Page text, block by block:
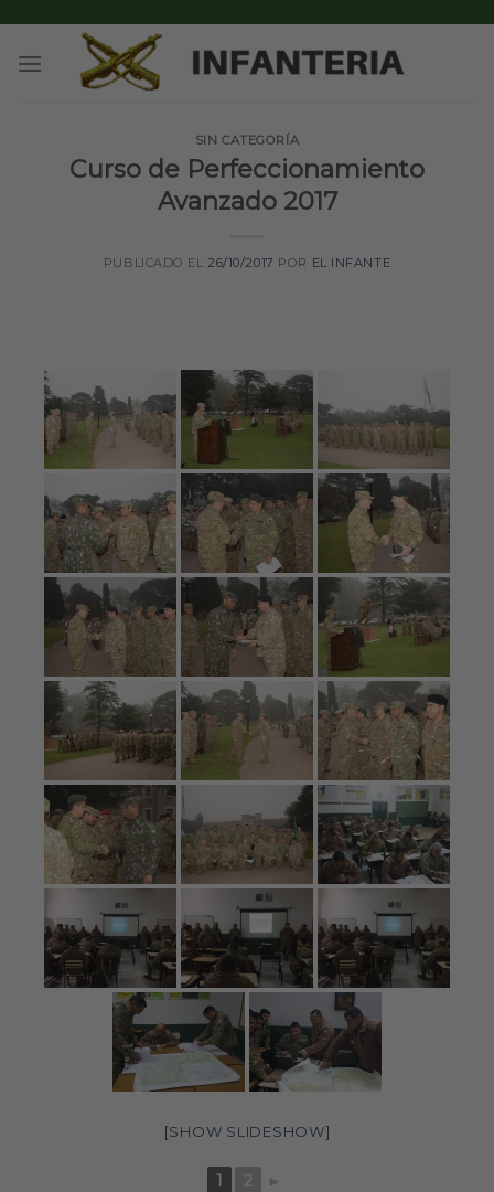
content
SIN CATEGORÍA
Curso de Perfeccionamiento
Avanzado 2017
PUBLICADO EL 26/10/2017 POR EL INFANTE
[SHOW SLIDESHOW]
1 2 ►